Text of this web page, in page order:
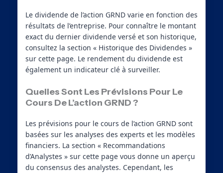
Le dividende de l’action GRND varie en fonction des
résultats de l’entreprise. Pour connaître le montant
exact du dernier dividende versé et son historique,
consultez la section « Historique des Dividendes »
sur cette page. Le rendement du dividende est
également un indicateur clé à surveiller.
Quelles Sont Les Prévisions Pour Le
Cours De L’action GRND ?
Les prévisions pour le cours de l’action GRND sont
basées sur les analyses des experts et les modèles
financiers. La section « Recommandations
d’Analystes » sur cette page vous donne un aperçu
du consensus des analystes. Cependant, les